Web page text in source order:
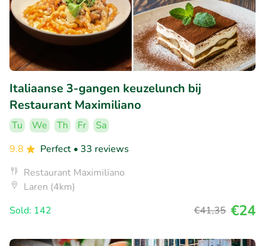
Italiaanse 3-gangen keuzelunch bij
Restaurant Maximiliano
Tu We Th Fr
Sa
9.8
Perfect • 33 reviews
Restaurant Maximiliano
Laren (4km)
Sold: 142
€41,35 €24